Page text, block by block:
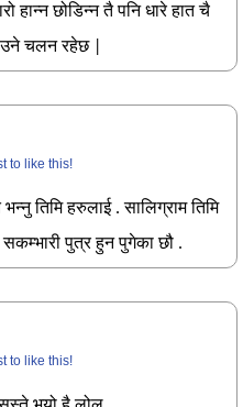
हान्न छोडिन्न तै पनि धारे हात चै
चलन रहेछ |
to like this!
तिमि हरुलाई . सालिग्राम तिमि
पुत्र हुन पुगेका छौ .
to like this!